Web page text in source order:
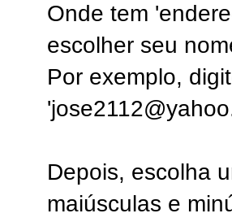
Onde tem
escolher seu
Por exemplo,
Depois, escolha
maiúsculas e